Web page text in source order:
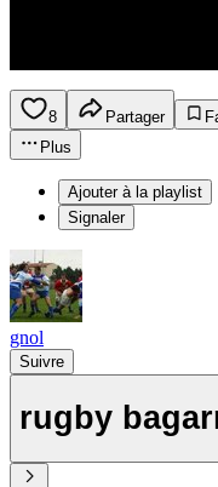
8 Partager
Plus
Ajouter à la playlist
Signaler
gnol
Suivre
rugby